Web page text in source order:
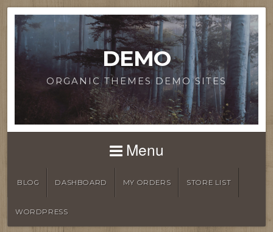
DEMO
ORGANIC THEMES DEMO SITES
Menu
BLOG DASHBOARD MY ORDERS STORE LIST
WORDPRESS